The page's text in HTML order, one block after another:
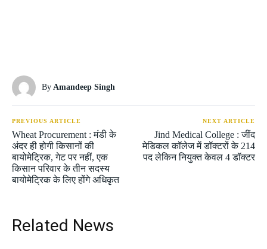
By Amandeep Singh
PREVIOUS ARTICLE
Wheat Procurement : मंडी के
अंदर ही होगी किसानों की
बायोमेट्रिक, गेट पर नहीं, एक
किसान परिवार के तीन सदस्य
बायोमेट्रिक के लिए होंगे अधिकृत
NEXT ARTICLE
Jind Medical College : जींद
मेडिकल कॉलेज में डॉक्टरों के 214
पद लेकिन नियुक्त केवल 4 डॉक्टर
Related News